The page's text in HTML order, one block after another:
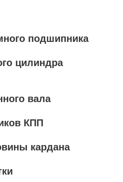
подшипника
цилиндра
вала
КПП
кардана